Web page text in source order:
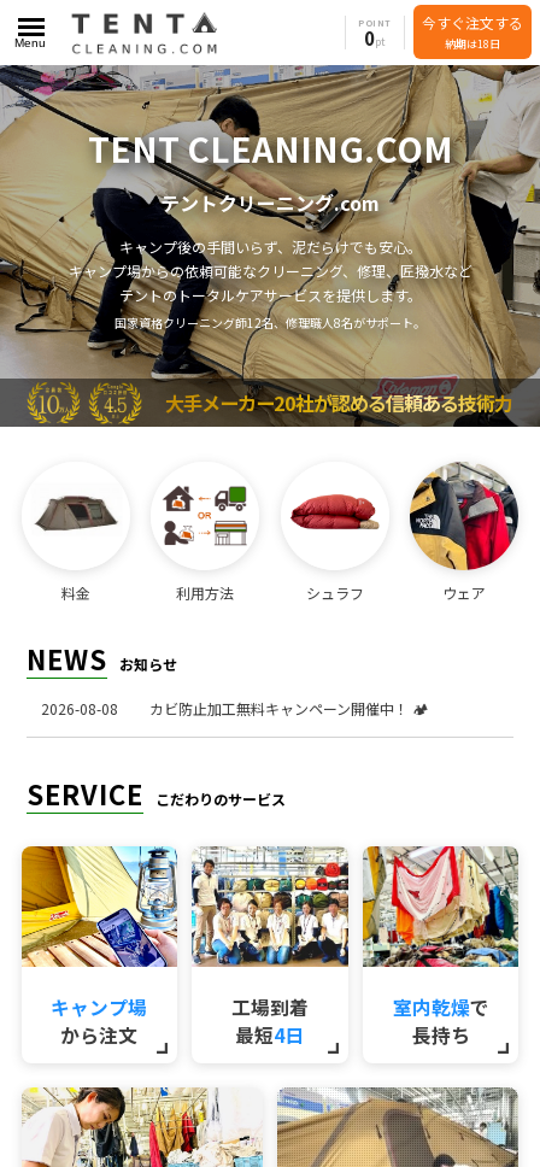
POINT
0
今すぐ注文する
納期は18日
Menu
TENT CLEANING.COM
テントクリーニング.com
キャンプ後の手間いらず、泥だらけでも安心。
キャンプ場からの依頼可能なクリーニング、修理、匠撥水など
テントのトータルケアサービスを提供します。
国家資格クリーニング師12名、修理職人8名がサポート。
大手メーカー20社が認める信頼ある技術力
料金 利用方法 シュラフ ウェア
NEWS お知らせ
2026-08-08 カビ防止加工無料キャンペーン開催中！ 🏕️
SERVICE こだわりのサービス
キャンプ場
から注文
工場到着
最短4日
室内乾燥で
長持ち